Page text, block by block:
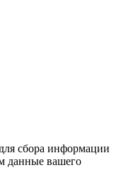
сбора информации
данные вашего